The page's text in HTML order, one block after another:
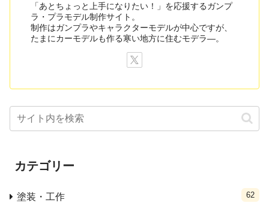
「あとちょっと上手になりたい！」を応援するガンプ
ラ・プラモデル制作サイト。
制作はガンプラやキャラクターモデルが中心ですが、
たまにカーモデルも作る寒い地方に住むモデラ―。
カテゴリー
塗装・工作 62